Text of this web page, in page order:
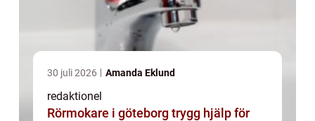
30 juli 2026 Amanda Eklund
redaktionel
Rörmokare i göteborg trygg hjälp för